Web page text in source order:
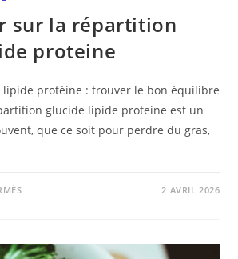
sur la répartition
proteine
protéine : trouver le bon équilibre
glucide lipide proteine est un
que ce soit pour perdre du gras,
2 AVRIL 2026